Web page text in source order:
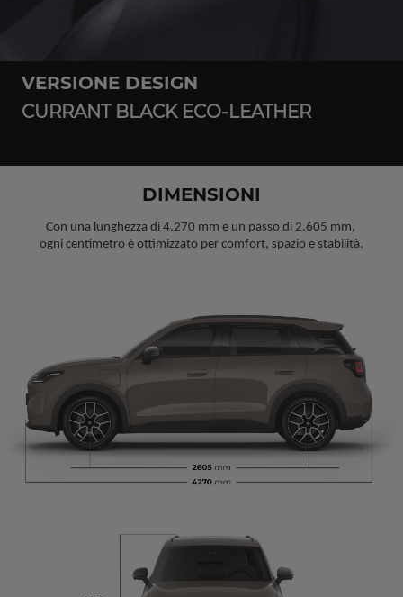
VERSIONE DESIGN
CURRANT BLACK ECO-LEATHER
DIMENSIONI
Con una lunghezza di 4.270 mm e un passo di 2.605 mm,
ogni centimetro è ottimizzato per comfort, spazio e stabilità.